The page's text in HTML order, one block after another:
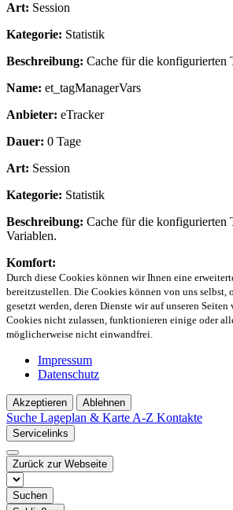
Art: Session
Kategorie: Statistik
Beschreibung: Cache für die konfigurierten
Name: et_tagManagerVars
Anbieter: eTracker
Dauer: 0 Tage
Art: Session
Kategorie: Statistik
Beschreibung: Cache für die konfigurierten
Variablen.
Komfort:
Durch diese Cookies können wir Ihnen eine
bereitzustellen. Die Cookies können von uns selbst,
gesetzt werden, deren Dienste wir auf unseren Seiten
Cookies nicht zulassen, funktionieren einige oder
möglicherweise nicht einwandfrei.
Impressum
Datenschutz
Akzeptieren Ablehnen
Suche Lageplan & Karte A-Z Kontakte
Servicelinks
Zurück zur Webseite
Suchen